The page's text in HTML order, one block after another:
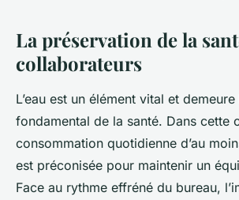
La préservation de la
collaborateurs
L’eau est un élément vital et
fondamental de la santé. Dans cette
consommation quotidienne d’au
est préconisée pour maintenir un
Face au rythme effréné du bureau,